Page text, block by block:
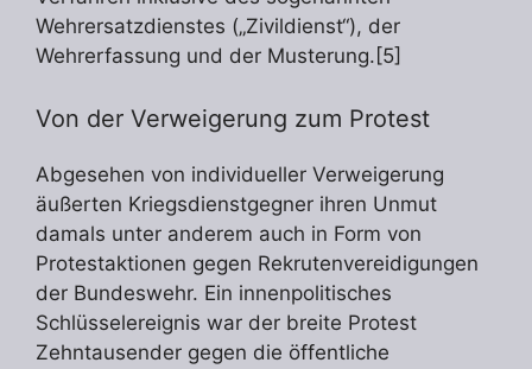
Wehrersatzdienstes („Zivildienst“), der
Wehrerfassung und der Musterung.[5]
Von der Verweigerung zum Protest
Abgesehen von individueller Verweigerung
äußerten Kriegsdienstgegner ihren Unmut
damals unter anderem auch in Form von
Protestaktionen gegen Rekrutenvereidigungen
der Bundeswehr. Ein innenpolitisches
Schlüsselereignis war der breite Protest
Zehntausender gegen die öffentliche